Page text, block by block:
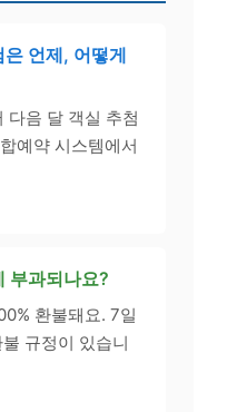
언제, 어떻게
다음 달 객실 추첨
예약 시스템에서
부과되나요?
환불돼요. 7일
규정이 있습니